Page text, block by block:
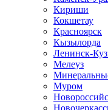
Кириши
Кокшетау
Красноярск
Кызылорда
Ленинск-
Мелеуз
Муром